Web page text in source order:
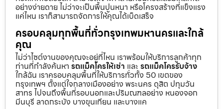
อย่างง่ายดาย ไม่ว่าจะเป็นพื้นปูนหนา หรือโครงสร้างที่แข็งแรง
แค่ไหน เราก็สามารถจัดการให้คุณได้เบ็ดเสร็จ
ครอบคลุมทุกพื้นที่ทั่วกรุงเทพมหานครและใกล้
คุณ
ไม่ว่าไซต์งานของคุณจะอยู่ที่ไหน เราพร้อมให้บริการลูกค้าทุก
ท่านที่กำลังค้นหา รถแม็คโครให้เช่า และ รถแม็คโครรับจ้าง
ใกล้ฉัน เราครอบคลุมพื้นที่ให้บริการทั่วทั้ง 50 เขตของ
กรุงเทพฯ ตั้งแต่ใจกลางเมืองอย่าง พระนคร ดุสิต ปทุมวัน
สาทร ไปจนถึงพื้นที่รอบนอกและปริมณฑลอย่าง หนองจอก
มีนบุรี ลาดกระบัง บางขุนเทียน และบางแค